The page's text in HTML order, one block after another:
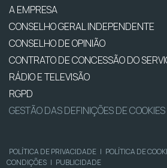
A EMPRESA
CONSELHO GERAL INDEPENDENTE
CONSELHO DE OPINIÃO
CONTRATO DE CONCESSÃO DO
RÁDIO E TELEVISÃO
RGPD
GESTÃO DAS DEFINIÇÕES DE COOKIES
POLÍTICA DE PRIVACIDADE | POLÍTICA DE
CONDIÇÕES | PUBLICIDADE